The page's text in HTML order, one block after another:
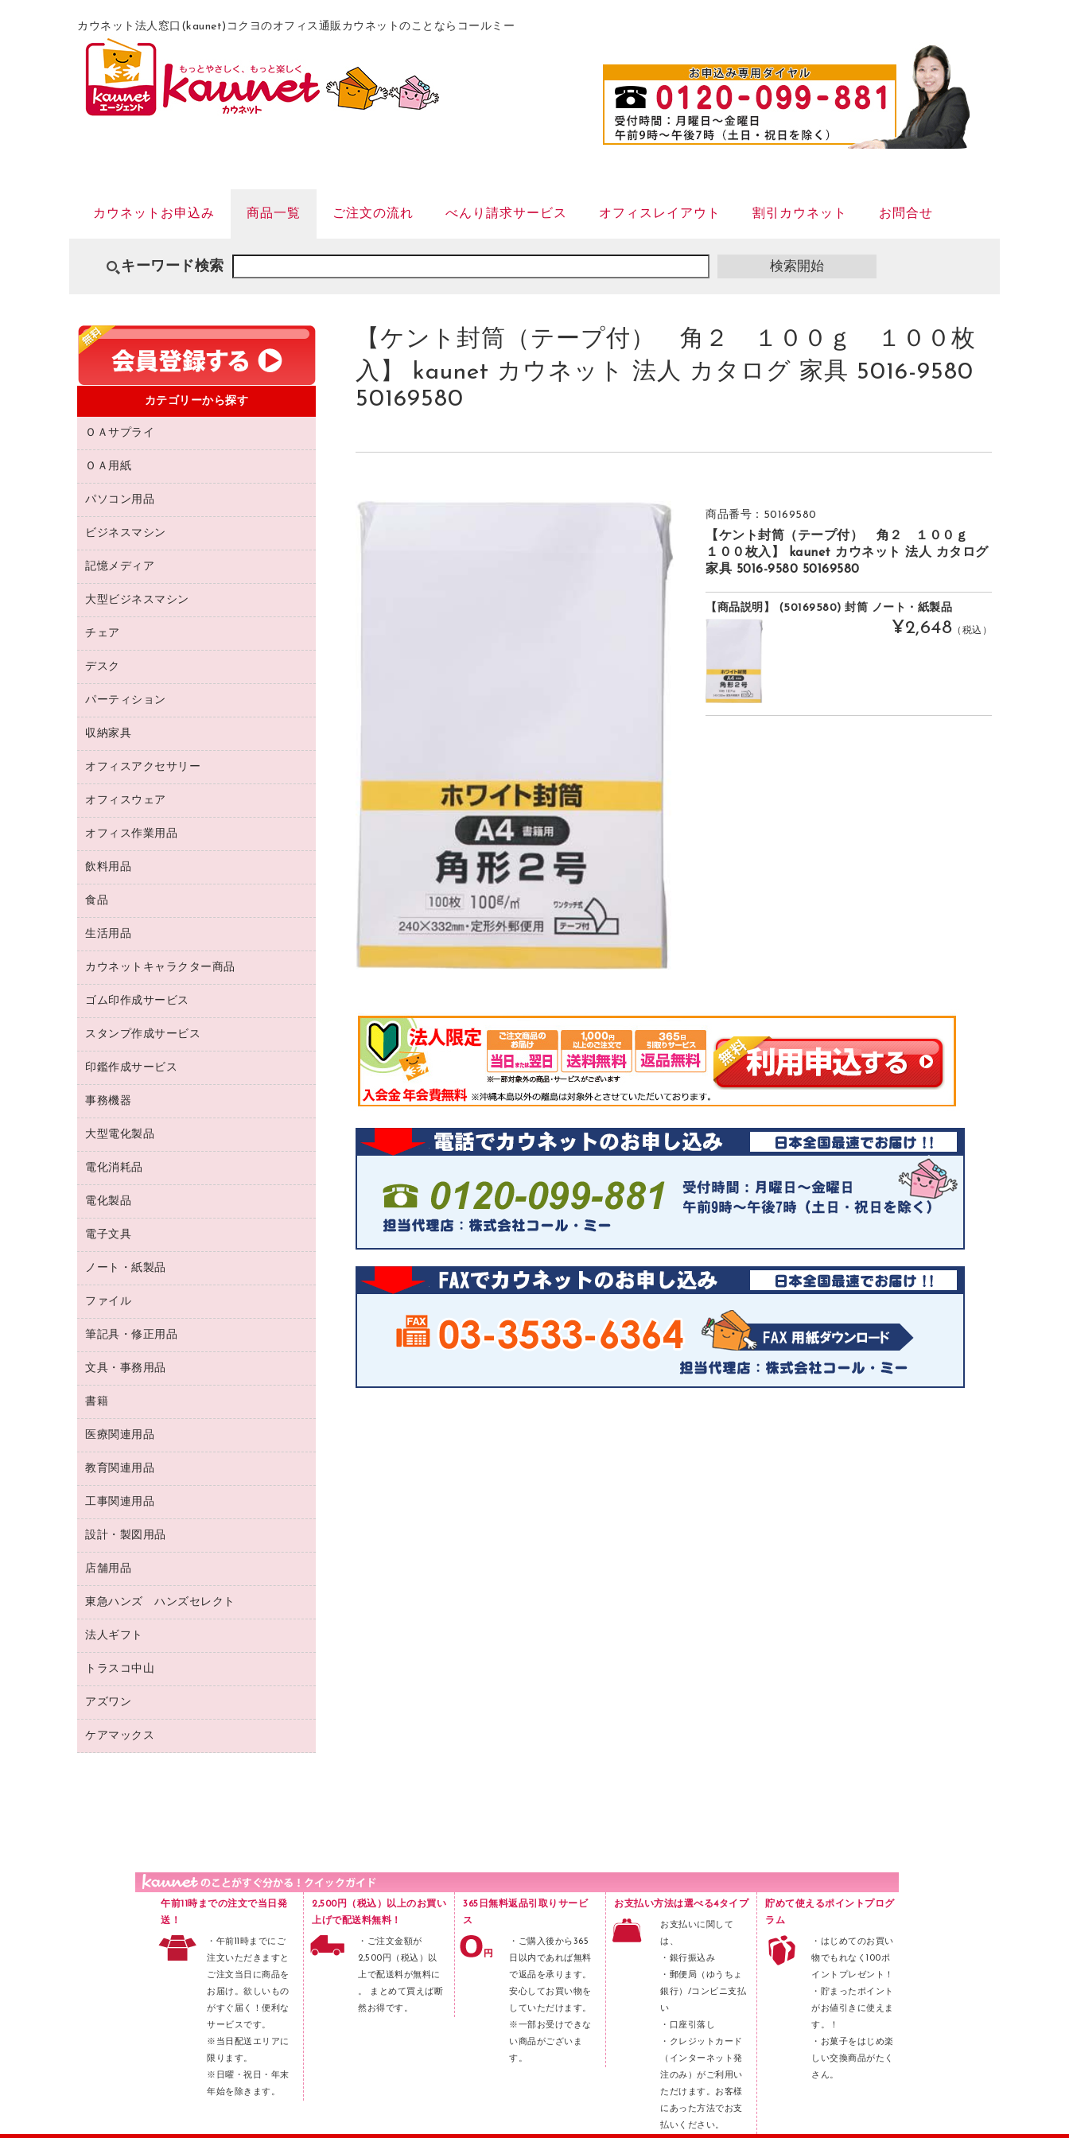
カウネット法人窓口(kaunet)コクヨのオフィス通販カウネットのことならコールミー
カウネットお申込み 商品一覧 ご注文の流れ べんり請求サービス オフィスレイアウト 割引カウネット お問合せ
キーワード検索
【ケント封筒（テープ付） 角２ １００ｇ １００枚
入】 kaunet カウネット 法人 カタログ 家具 5016-9580
50169580
商品番号：50169580
【ケント封筒（テープ付） 角２ １００ｇ
１００枚入】 kaunet カウネット 法人 カタログ
家具 5016-9580 50169580
【商品説明】 (50169580) 封筒 ノート・紙製品
¥2,648 （税込）
カテゴリーから探す
ＯＡサプライ
互換インクカートリッジ
リサイクルトナー（プール方式）
リサイクルインクカートリッジ
プリンタ用リボン
トナーカートリッジ
コピートナー
インクカートリッジ
ＯＡ用紙
名刺用紙
ワープロ用紙
ラベル用紙
プロッター用紙
ハガキ用紙
その他コピー用紙・プリンタ用紙
コピー用紙
パソコン用品
パソコン周辺機器
マウスパッド
マウス
パソコンバッグ／収納用品
ネットワーク／ＬＡＮ機器
ネットワーク／ＬＡＮアクセサリー
セキュリティ用品
ＵＳＢハブ／ＵＳＢアクセサリー
ＯＡフィルター
ＯＡクリーナー／エアダスター
ＨＤＤ／ＳＳＤ
ディスプレイモニター
ビジネスマシン
電話機
レーザープリンタ／複合機
メモリーカード
プロジェクタ
ファクシミリ
デジタルカメラ
スキャナー
コピー機
記憶メディア
ブルーレイディスク
ＣＤ－ＲＷ
ＣＤ－Ｒ
メディア収納用品
大型ビジネスマシン
プリンタ
チェア
応接イス・ベンチ
オフィスチェア
デスク
ミーティングテーブル
デスク
カウンター
パーティション
ホワイトボード・黒板
収納家具
保管庫・書庫
ロッカー・下駄箱
その他収納
オフィスアクセサリー
オフィスアクセサリー
オフィスウェア
医療・介護・ワーキングウェア
ブラウス・シャツ
アウター
オフィス作業用品
養生用品
防災用備蓄食品・飲料
台車・脚立
倉庫収納用品
作業用雑貨
梱包用品
梱包用テープ
園芸用品
ペット用品
飲料用品
緑茶飲料
茶葉・インスタント
紅茶・バラエティ飲料
レギュラーコーヒー
ミルク・シュガー
ソフトドリンク
コーヒーメーカー・備品
インスタントコーヒー
食品
食品
生活用品
浴室用品
台所用洗剤
掃除用品
掃除用洗剤
洗濯用品
消臭・芳香剤
殺虫剤
飲食用消耗品
ハンドソープ・石鹸
トイレ用品
トイレ用洗剤
ティッシュペーパー
ダストボックス
タオル・アメニティ用品
スリッパ・サンダル・シューズ
スポーツ・レジャー用品
ゴミ袋
キッチン用品
食品添加物製品
カウネットキャラクター商品
カウネットキャラクター商品
ゴム印作成サービス
ゴム印作成サービス
ゴム印（一行印）作成サービス
ゴム印（フリーサイズ印）作成サービス
スタンプ作成サービス
シヤチハタスタンプ作成サービス
カウネットスタンプ作成サービス
印鑑作成サービス
印鑑作成サービス
事務機器
大型シュレッダー（共配）
レーザーポインター
ラミネートフィルム
ラミネータ
タイムレコーダー
シュレッダ
ＯＨＰ用品
大型電化製品
冷蔵庫・キッチン・調理家電
テレビ・ＡＶ機器
電化消耗品
電球・蛍光灯
乾電池・充電池
フィルム・カメラ用品
デスクライト
アルバム
電化製品
掃除機・クリーナー
空調・季節家電
その他電化製品
キッチン・調理家電
ＯＡタップ／延長コード
電子文具
電卓
ラベルテープ
その他電子文具
ノート・紙製品
封筒
伝票
典礼用品
帳簿
額縁
各種用紙
ルーズリーフ
ファイル
名刺整理用品
板目表紙・綴込表紙
背幅が伸びるファイル
統一伝票用ファイル
収納保存用品
レターファイル
リングファイル
プレゼン用ファイル
ファイルボックス
パイプ式ファイル
その他ファイル
クリヤーホルダー
クリヤーブック（差替式）
クリヤーブック（固定式）
２穴リフィル・２穴インデックス
筆記具・修正用品
万年筆
消しゴム
修正液・修正ペン
修正テープ
鉛筆
マーキングペン（油性）
マーキングペン（水性）
ボールペン（油性）
ボールペン（ゲルインク）
シャープペンシル用替芯
文具・事務用品
輪ゴム
両面テープ
名札
保管・整理用品
壁面／足元収納
備品／小物ケース
透明テープ 事務用
電話台
針なしステープラー
紙めくり
裁断機
レターケース
ラベル類
メンディングテープ
メッシュケース／ペンケース
ブックエンド／ブックスタンド
書籍
パソコンソフト
医療関連用品
保健用品
使い捨て手袋
感染症対策用品
介護用品
医療関連用品
品）
教育関連用品
教育関連用品
工事関連用品
工事関連用品
設計・製図用品
設計・製図用品
店舗用品
店舗運営用品
陳列什器
紙手提げ袋
レジ・ポリ袋
ディスプレイ用品
カウンター／お会計用品
東急ハンズ ハンズセレクト
東急ハンズ
法人ギフト
高島屋
高島屋（食品・飲料）
カウネットギフト（食品・飲料）
トラスコ中山
建築・作業用品
アズワン
医療・介護用品（食品・飲料・食添製
品）
ケアマックス
午前11時までの注文で当日発
送！
・午前11時までにご
注文いただきますと
ご注文当日に商品を
お届け。欲しいもの
がすぐ届く！便利な
サービスです。
※当日配送エリアに
限ります。
※日曜・祝日・年末
年始を除きます。
2,500円（税込）以上のお買い
上げで配送料無料！
・ご注文金額が
2,500円（税込）以
上で配送料が無料に
。 まとめて買えば断
然お得です。
365日無料返品引取りサービ
ス
・ご購入後から365
日以内であれば無料
で返品を承ります。
安心してお買い物を
していただけます。
※一部お受けできな
い商品がございま
す。
お支払い方法は選べる4タイプ
お支払いに関して
は、
・銀行振込み
・郵便局（ゆうちょ
銀行）/コンビニ支払
い
・口座引落し
・クレジットカード
（インターネット発
注のみ）がご利用い
ただけます。お客様
にあった方法でお支
払いください。
貯めて使えるポイントプログ
ラム
・はじめてのお買い
物でもれなく100ポ
イントプレゼント！
・貯まったポイント
がお値引きに使えま
す。！
・お菓子をはじめ楽
しい交換商品がたく
さん。